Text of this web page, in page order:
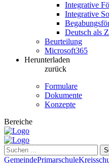
Integrative
Integrative
Deutsch als
Beurteilung
Microsoft365
Herunterladen
zurück
Formulare
Dokumente
Konzepte
Bereiche
GemeindePrimarschule